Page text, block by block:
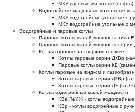
МКУ паровые мазутные (нефть)
Водогрейные модульные котельные
МКУ водогрейные угольные с
МКУ водогрейные угольные с
Водогрейные и паровые котлы
Паровые котлы малой мощности типа
Паровые котлы малой мощности серии
Котлы паровые на твердом топливе
Котлы паровые серии ДКВр
Паровые котлы серии КЕ
Котлы паровые на жидком и
Котлы паровые серии ДКВр
Котлы паровые серии ДЕ (газ/
Котлы водогрейные малой мощности
КВа Гн/ЛЖ - котлы
КВр - котлы водогрейные с